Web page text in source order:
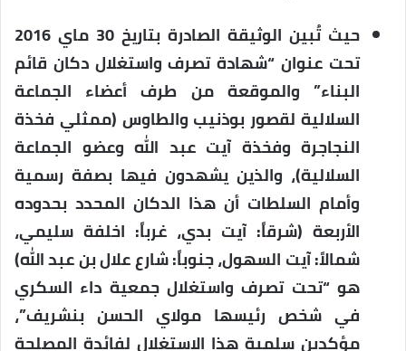
حيث تُبين الوثيقة الصادرة بتاريخ 30 ماي 2016
تحت عنوان “شهادة تصرف واستغلال دكان قائم
البناء” والموقعة من طرف أعضاء الجماعة
السلالية لقصور بوذنيب والطاوس (ممثلي فخذة
النجاجرة وفخذة آيت عبد الله وعضو الجماعة
السلالية)، والذين يشهدون فيها بصفة رسمية
وأمام السلطات أن هذا الدكان المحدد بحدوده
الأربعة (شرقاً: آيت بدي، غرباً: اخلفة سليمي،
شمالاً: آيت السهول، جنوباً: شارع علال بن عبد الله)
هو “تحت تصرف واستغلال جمعية داء السكري
في شخص رئيسها مولاي الحسن بنشريف”،
مؤكدين سلمية هذا الاستغلال لفائدة المصلحة